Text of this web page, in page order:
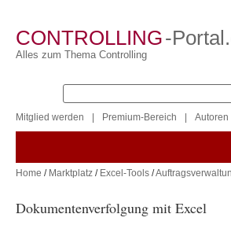
CONTROLLING-
Alles zum Thema Controlling
Mitglied werden Premium-Bereich Autoren
Home / Marktplatz / Excel-Tools /
Dokumentenverfolgung mit Excel